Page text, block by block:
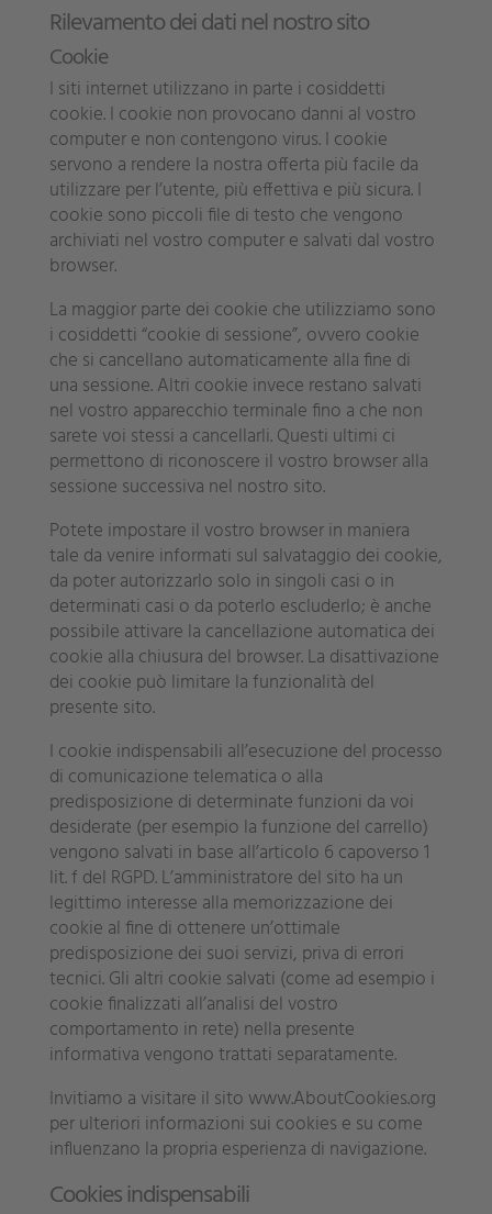
Rilevamento dei dati nel nostro sito
Cookie
I siti internet utilizzano in parte i cosiddetti
cookie. I cookie non provocano danni al vostro
computer e non contengono virus. I cookie
servono a rendere la nostra offerta più facile da
utilizzare per l’utente, più effettiva e più sicura. I
cookie sono piccoli file di testo che vengono
archiviati nel vostro computer e salvati dal vostro
browser.
La maggior parte dei cookie che utilizziamo sono
i cosiddetti “cookie di sessione”, ovvero cookie
che si cancellano automaticamente alla fine di
una sessione. Altri cookie invece restano salvati
nel vostro apparecchio terminale fino a che non
sarete voi stessi a cancellarli. Questi ultimi ci
permettono di riconoscere il vostro browser alla
sessione successiva nel nostro sito.
Potete impostare il vostro browser in maniera
tale da venire informati sul salvataggio dei cookie,
da poter autorizzarlo solo in singoli casi o in
determinati casi o da poterlo escluderlo; è anche
possibile attivare la cancellazione automatica dei
cookie alla chiusura del browser. La disattivazione
dei cookie può limitare la funzionalità del
presente sito.
I cookie indispensabili all’esecuzione del processo
di comunicazione telematica o alla
predisposizione di determinate funzioni da voi
desiderate (per esempio la funzione del carrello)
vengono salvati in base all’articolo 6 capoverso 1
lit. f del RGPD. L’amministratore del sito ha un
legittimo interesse alla memorizzazione dei
cookie al fine di ottenere un’ottimale
predisposizione dei suoi servizi, priva di errori
tecnici. Gli altri cookie salvati (come ad esempio i
cookie finalizzati all’analisi del vostro
comportamento in rete) nella presente
informativa vengono trattati separatamente.
Invitiamo a visitare il sito www.AboutCookies.org
per ulteriori informazioni sui cookies e su come
influenzano la propria esperienza di navigazione.
Cookies indispensabili